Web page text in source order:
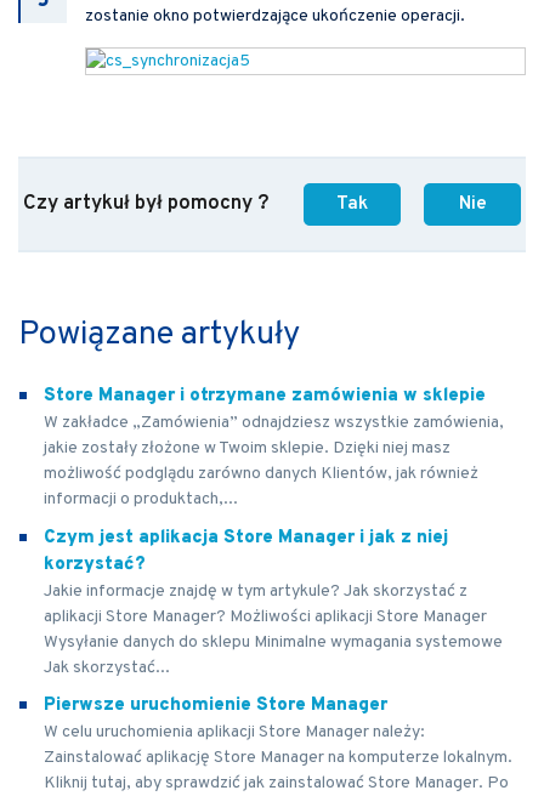
zostanie okno potwierdzające ukończenie operacji.
Czy artykuł był pomocny ? Tak Nie
Powiązane artykuły
Store Manager i otrzymane zamówienia w sklepie
W zakładce „Zamówienia” odnajdziesz wszystkie zamówienia,
jakie zostały złożone w Twoim sklepie. Dzięki niej masz
możliwość podglądu zarówno danych Klientów, jak również
informacji o produktach,...
Czym jest aplikacja Store Manager i jak z niej
korzystać?
Jakie informacje znajdę w tym artykule? Jak skorzystać z
aplikacji Store Manager? Możliwości aplikacji Store Manager
Wysyłanie danych do sklepu Minimalne wymagania systemowe
Jak skorzystać...
Pierwsze uruchomienie Store Manager
W celu uruchomienia aplikacji Store Manager należy:
Zainstalować aplikację Store Manager na komputerze lokalnym.
Kliknij tutaj, aby sprawdzić jak zainstalować Store Manager. Po